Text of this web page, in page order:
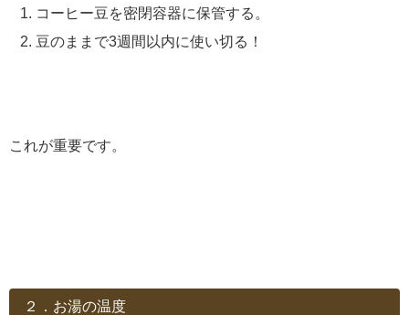
コーヒー豆を密閉容器に保管する。
豆のままで3週間以内に使い切る！
これが重要です。
２．お湯の温度